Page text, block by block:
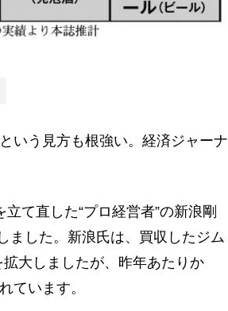
いう見方も根強い。経済ジャーナ
て直した“プロ経営者”の新浪剛
ました。新浪氏は、買収したジム
大しましたが、昨年あたりか
ています。